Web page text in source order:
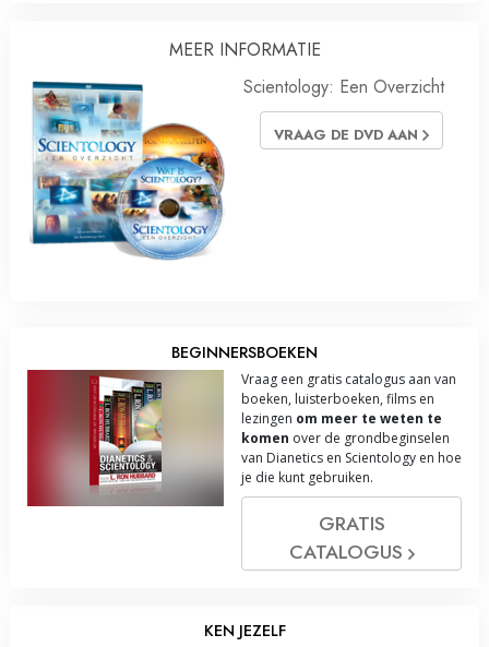
MEER INFORMATIE
Scientology: Een Overzicht
VRAAG DE DVD AAN
BEGINNERSBOEKEN
Vraag een gratis catalogus aan van
boeken, luisterboeken, films en
lezingen om meer te weten te
komen over de grondbeginselen
van Dianetics en Scientology en hoe
je die kunt gebruiken.
GRATIS
CATALOGUS
KEN JEZELF